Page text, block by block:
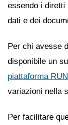
essendo i diretti
dati e dei
Per chi avesse
disponibile un
piattaforma
variazioni nella
Per facilitare